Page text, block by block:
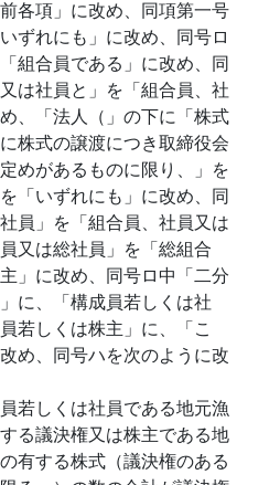
各項」に改め、同項第一号
ずれにも」に改め、同号ロ
組合員である」に改め、同
は社員と」を「組合員、社
、「法人（」の下に「株式
株式の譲渡につき取締役会
めがあるものに限り、」を
「いずれにも」に改め、同
員」を「組合員、社員又は
又は総社員」を「総組合
」に改め、同号ロ中「二分
に、「構成員若しくは社
若しくは株主」に、「こ
め、同号ハを次のように改
若しくは社員である地元漁
る議決権又は株主である地
有する株式（議決権のある